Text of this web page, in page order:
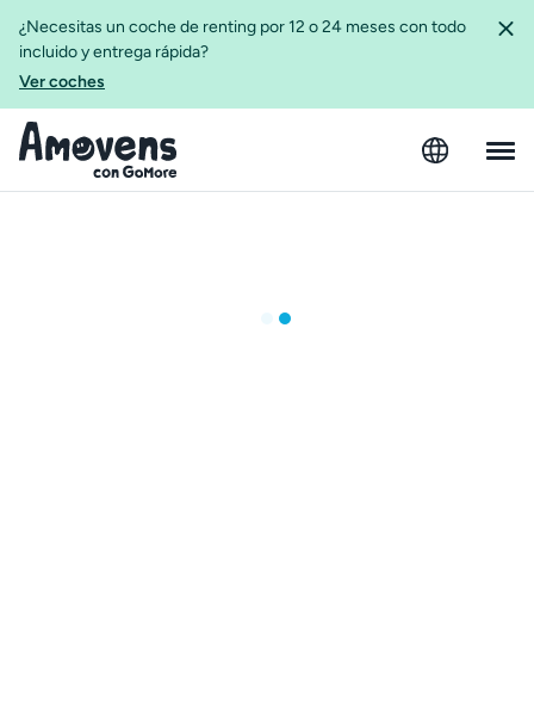
¿Necesitas un coche de renting por 12 o 24 meses con todo
incluido y entrega rápida?
Ver coches